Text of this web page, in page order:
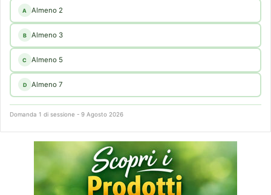
A Almeno 2
B Almeno 3
C Almeno 5
D Almeno 7
Domanda 1 di sessione - 9 Agosto 2026